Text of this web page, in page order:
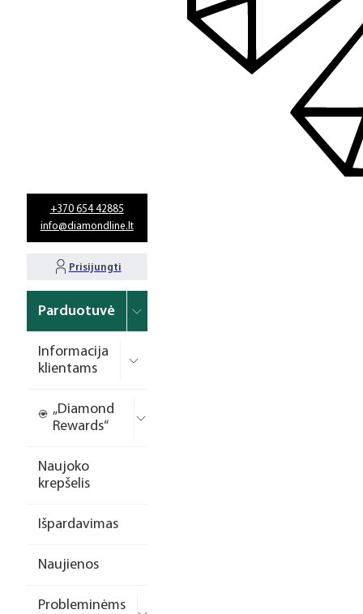
+370 654 42885
info@diamondline.lt
Prisijungti
Parduotuvė
Informacija
klientams
„Diamond
Rewards“
Naujoko
krepšelis
Išpardavimas
Naujienos
Probleminėms